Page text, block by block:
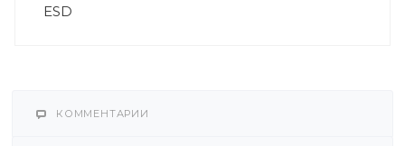
ESD
КОММЕНТАРИИ